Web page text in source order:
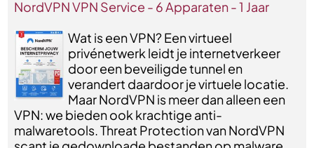
NordVPN VPN Service - 6 Apparaten - 1 Jaar
Wat is een VPN? Een virtueel
privénetwerk leidt je internetverkeer
door een beveiligde tunnel en
verandert daardoor je virtuele locatie.
Maar NordVPN is meer dan alleen een
VPN: we bieden ook krachtige anti-
malwaretools. Threat Protection van NordVPN